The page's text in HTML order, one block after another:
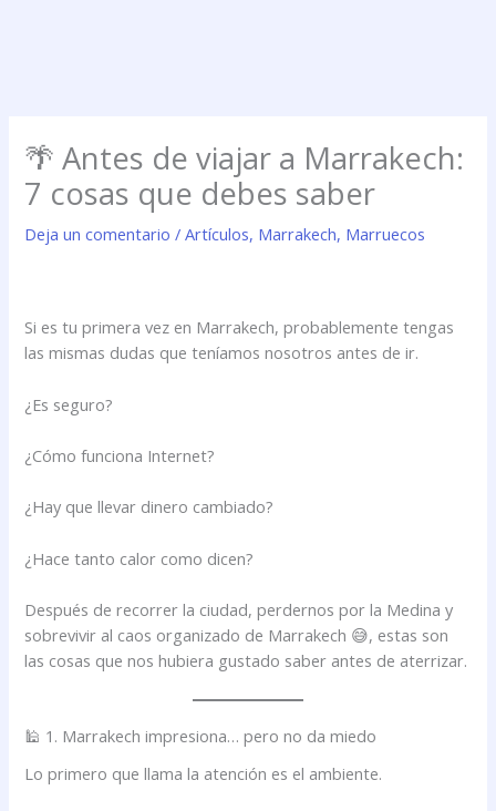
🌴 Antes de viajar a Marrakech:
7 cosas que debes saber
Deja un comentario /Artículos, Marrakech, Marruecos
Si es tu primera vez en Marrakech, probablemente tengas
las mismas dudas que teníamos nosotros antes de ir.
¿Es seguro?
¿Cómo funciona Internet?
¿Hay que llevar dinero cambiado?
¿Hace tanto calor como dicen?
Después de recorrer la ciudad, perdernos por la Medina y
sobrevivir al caos organizado de Marrakech 😅, estas son
las cosas que nos hubiera gustado saber antes de aterrizar.
🕌 1. Marrakech impresiona… pero no da miedo
Lo primero que llama la atención es el ambiente.